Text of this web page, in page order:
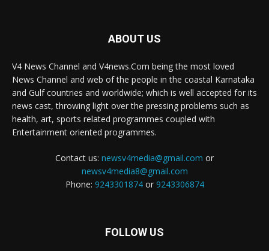
ABOUT US
V4 News Channel and V4news.Com being the most loved
News Channel and web of the people in the coastal Karnataka
and Gulf countries and worldwide; which is well accepted for its
news cast, throwing light over the pressing problems such as
health, art, sports related programmes coupled with
Entertainment oriented programmes.
Contact us: newsv4media@gmail.com or
newsv4media8@gmail.com
Phone: 9243301874or 9243306874
FOLLOW US